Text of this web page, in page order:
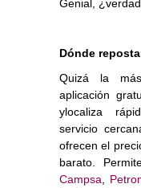
Genial,
Dónde
Quizá la
aplicación
ylocaliza
servicio
ofrecen el
barato.
Campsa